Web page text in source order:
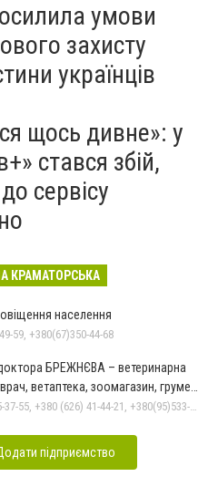
умови
захисту
українців
щось дивне»: у
стався збій,
сервісу
КРАМАТОРСЬКА
населення
59, +380(67)350-44-68
БРЕЖНЄВА – ветеринарна
ветаптека, зоомагазин, грумер,
+380 (50) 695-37-55, +380 (626) 41-44-21, +380(95)533-90-03
підприємство